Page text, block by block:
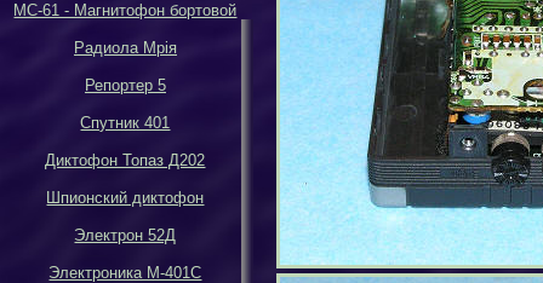
МС-61 - Магнитофон бортовой
Радиола Мрiя
Репортер 5
Спутник 401
Диктофон Топаз Д202
Шпионский диктофон
Электрон 52Д
Электроника М-401С